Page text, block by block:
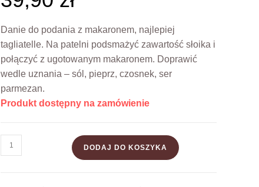
Danie do podania z makaronem, najlepiej
tagliatelle. Na patelni podsmażyć zawartość słoika i
połączyć z ugotowanym makaronem. Doprawić
wedle uznania – sól, pieprz, czosnek, ser
parmezan.
Produkt dostępny na zamówienie
DODAJ DO KOSZYKA